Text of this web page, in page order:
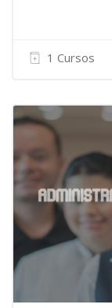
1 Cursos